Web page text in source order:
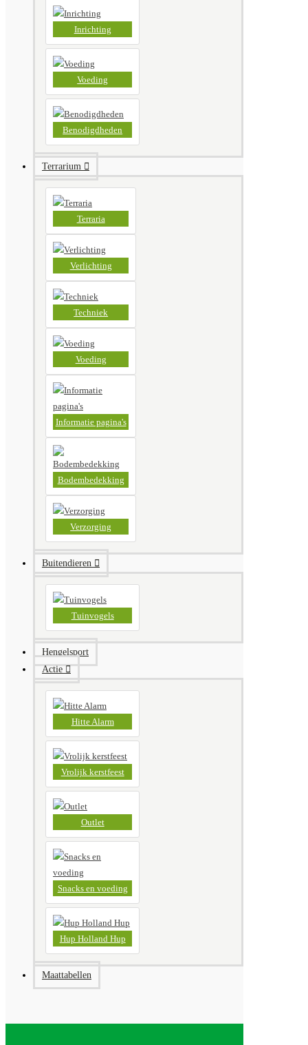
Inrichting
Voeding
Benodigdheden
Terrarium
Terraria
Verlichting
Techniek
Voeding
Informatie pagina's
Bodembedekking
Verzorging
Buitendieren
Tuinvogels
Hengelsport
Actie
Hitte Alarm
Vrolijk kerstfeest
Outlet
Snacks en voeding
Hup Holland Hup
Maattabellen